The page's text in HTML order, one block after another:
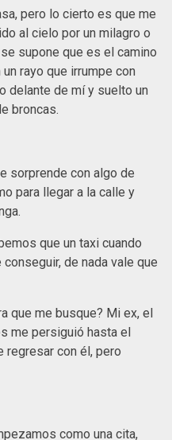
pero lo cierto es que me
al cielo por un milagro o
supone que es el camino
rayo que irrumpe con
delante de mí y suelto un
broncas.
sorprende con algo de
para llegar a la calle y
que un taxi cuando
de nada vale que
que me busque? Mi ex, el
me persiguió hasta el
regresar con él, pero
como una cita,